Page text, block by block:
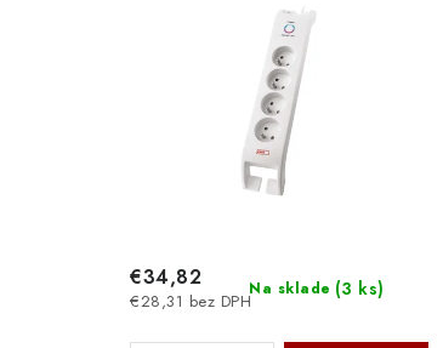
Na sklade (3 ks)
€28,31 bez DPH
€34,82